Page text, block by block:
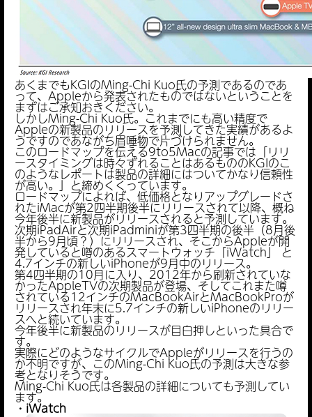
あくまでもKGIのMing-Chi Kuo氏の予測であるのであ
って、Appleから発表されたものではないということを
まずはご承知おきください。
しかしMing-Chi Kuo氏。これまでにも高い精度で
Appleの新製品のリリースを予測してきた実績があるよ
うですのであながち眉唾物で片づけられません。
このロードマップを伝える9to5Macの記事では「リリ
ースタイミングは時々ずれることはあるもののKGIのこ
のようなレポートは製品の詳細にはついてかなり信頼性
が高い。」と締めくくっています。
ロードマップによれば、低価格となりアップグレードさ
れたiMacが第2四半期後半にリリースされて以降、概ね
今年後半に新製品がリリースされると予測しています。
次期iPadAirと次期iPadminiが第3四半期の後半（8月後
半から9月頃？）にリリースされ、そこからAppleが開
発していると噂のあるスマートウォッチ「iWatch」 と
4.7インチの新しいiPhoneが9月中のリリース。
第4四半期の10月に入り、2012年から刷新されていな
かったAppleTVの次期製品が登場、そしてこれまた噂
されている12インチのMacBookAirとMacBookProが
リリースされ年末に5.7インチの新しいiPhoneのリリー
スへと続いています。
今年後半に新製品のリリースが目白押しといった具合で
す。
実際にどのようなサイクルでAppleがリリースを行うの
か不明ですが、このMing-Chi Kuo氏の予測は大きな参
考となりそうです。
Ming-Chi Kuo氏は各製品の詳細についても予測してい
ます。
・iWatch